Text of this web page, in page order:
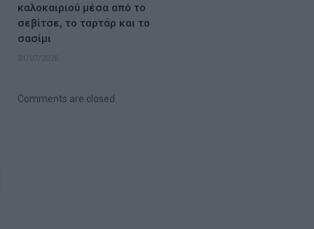
καλοκαιριού μέσα από το
σεβίτσε, το ταρτάρ και το
σασίμι
31/07/2026
Comments are closed.